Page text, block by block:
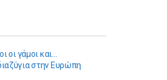
οι γάμοι και…
στην Ευρώπη